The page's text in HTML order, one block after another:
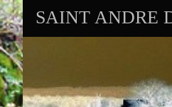
SAINT ANDRE